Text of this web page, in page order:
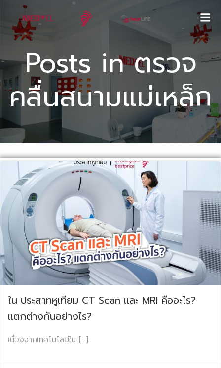
content
Posts in ตรวจ
คลื่นสนามแม่เหล็ก
ใน ประสาทหูเทียม CT Scan และ MRI คืออะไร?
แตกต่างกันอย่างไร?
เนื่องจากเทคโนโลยีใน […]